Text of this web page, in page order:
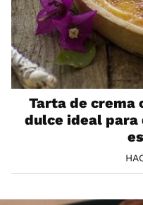
Tarta de crema
dulce ideal para